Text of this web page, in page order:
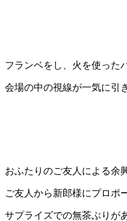
フランベをし、火を使った
会場の中の視線が一気に引
おふたりのご友人による余
ご友人から新郎様にプロポ
サプライズでの無茶ぶりが